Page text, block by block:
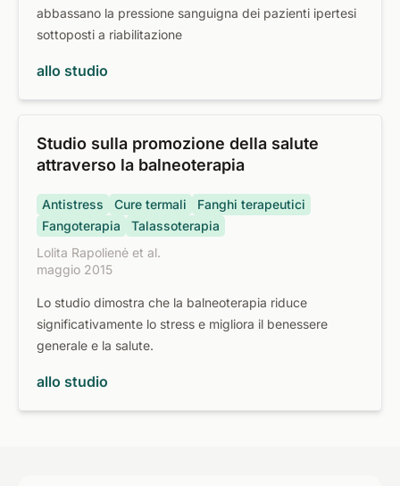
abbassano la pressione sanguigna dei pazienti ipertesi
sottoposti a riabilitazione
allo studio
Studio sulla promozione della salute
attraverso la balneoterapia
Antistress Cure termali
Fanghi terapeutici
Fangoterapia
Talassoterapia
Lolita Rapolienė et al.
maggio 2015
Lo studio dimostra che la balneoterapia riduce
significativamente lo stress e migliora il benessere
generale e la salute.
allo studio